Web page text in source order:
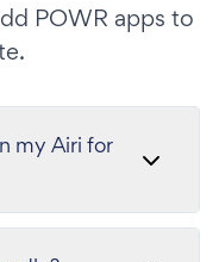
POWR apps to
my Airi for